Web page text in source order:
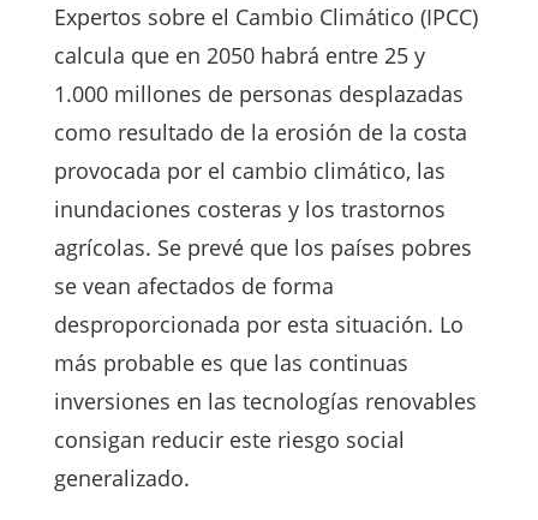
Expertos sobre el Cambio Climático (IPCC)
calcula que en 2050 habrá entre 25 y
1.000 millones de personas desplazadas
como resultado de la erosión de la costa
provocada por el cambio climático, las
inundaciones costeras y los trastornos
agrícolas. Se prevé que los países pobres
se vean afectados de forma
desproporcionada por esta situación. Lo
más probable es que las continuas
inversiones en las tecnologías renovables
consigan reducir este riesgo social
generalizado.